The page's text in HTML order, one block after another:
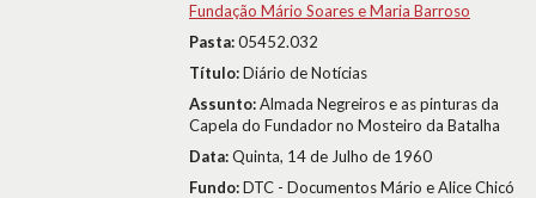
Fundação Mário Soares e Maria Barroso
Pasta:05452.032
Título:Diário de Notícias
Assunto:Almada Negreiros e as pinturas da
Capela do Fundador no Mosteiro da Batalha
Data:Quinta, 14 de Julho de 1960
Fundo:DTC - Documentos Mário e Alice Chicó